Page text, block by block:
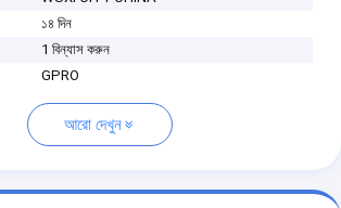
১৪ দিন
1 বিন্যাস করুন
GPRO
আরো দেখুন